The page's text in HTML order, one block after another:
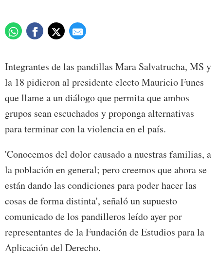
Integrantes de las pandillas Mara Salvatrucha, MS y
la 18 pidieron al presidente electo Mauricio Funes
que llame a un diálogo que permita que ambos
grupos sean escuchados y proponga alternativas
para terminar con la violencia en el país.
'Conocemos del dolor causado a nuestras familias, a
la población en general; pero creemos que ahora se
están dando las condiciones para poder hacer las
cosas de forma distinta', señaló un supuesto
comunicado de los pandilleros leído ayer por
representantes de la Fundación de Estudios para la
Aplicación del Derecho.